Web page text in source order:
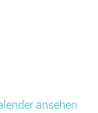
ansehen